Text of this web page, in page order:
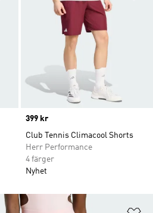
Price
399 kr
Club Tennis Climacool Shorts
Herr Performance
4 färger
Nyhet